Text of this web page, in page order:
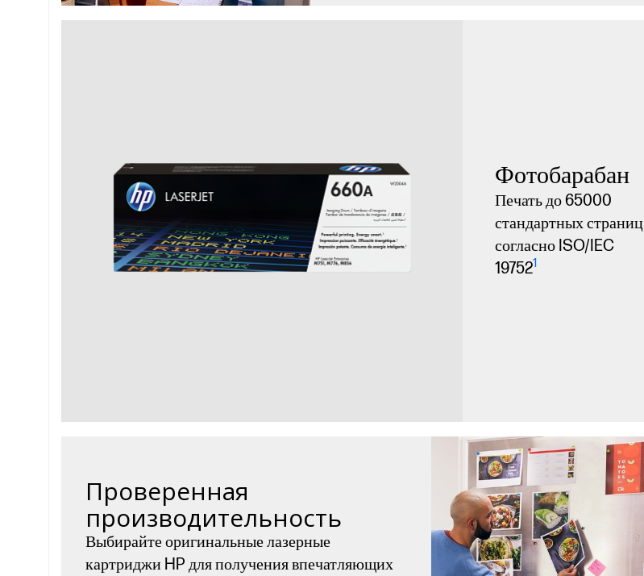
Фотобарабан
Печать до 65000
стандартных страниц
согласно ISO/IEC
197521
Проверенная
производительность
Выбирайте оригинальные лазерные
картриджи HP для получения впечатляющих